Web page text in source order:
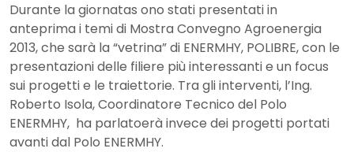
Durante la giornatas ono stati presentati in
anteprima i temi di Mostra Convegno Agroenergia
2013, che sarà la “vetrina” di ENERMHY, POLIBRE, con le
presentazioni delle filiere più interessanti e un focus
sui progetti e le traiettorie. Tra gli interventi, l’Ing.
Roberto Isola, Coordinatore Tecnico del Polo
ENERMHY, ha parlatoerà invece dei progetti portati
avanti dal Polo ENERMHY.